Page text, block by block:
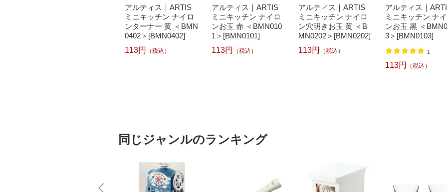
アルティス｜ARTIS
ミニキッチン ナイロ
ンターナー 黄 ＜BMN
0402＞[BMN0402]
113円
（税込）
アルティス｜ARTIS
ミニキッチン ナイロ
ンお玉 赤 ＜BMN010
1＞[BMN0101]
113円
（税込）
アルティス｜ARTIS
ミニキッチン ナイロ
ン穴明きお玉 黄 ＜B
MN0202＞[BMN0202]
113円
（税込）
アルティス｜
ミニキッチン ナ
ンお玉 黒 ＜
3＞[BMN0103]
1
113円 （税込）
同じジャンルのランキング